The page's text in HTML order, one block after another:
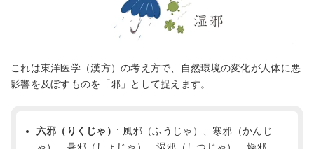
これは東洋医学（漢方）の考え方で、自然環境の変化が人体に悪
影響を及ぼすものを「邪」として捉えます。
六邪（りくじゃ） : 風邪（ふうじゃ）、寒邪（かんじ